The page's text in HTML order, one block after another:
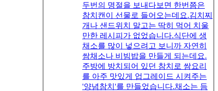
두번의 명절을 보내다보면 한번쯤은
참치캔이 선물로 들어오는데요.김치찌
개나 샌드위치 말고는 딱히 먹어 치울
만한 레시피가 없었습니다.식단에 생
채소를 많이 넣으려고 보니까 자연히
쌈채소나 비빔밥을 만들게 되는데요.
주방에 방치되어 있던 참치로 쌈요리
를 아주 맛있게 업그레이드 시켜주는
'양념참치'를 만들었습니다.채소는 듬